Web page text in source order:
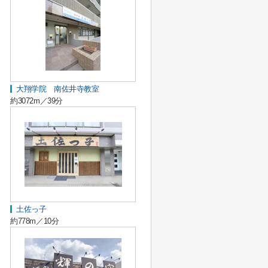
大翔学院 南佐井寺教室
約3072m／39分
土佐っ子
約778m／10分